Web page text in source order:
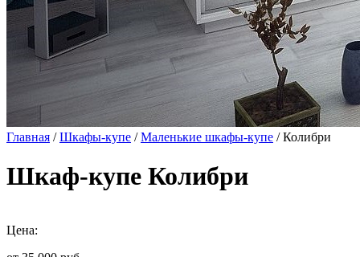
Главная /Шкафы-купе /Маленькие шкафы-купе / Колибри
Шкаф-купе Колибри
Цена: